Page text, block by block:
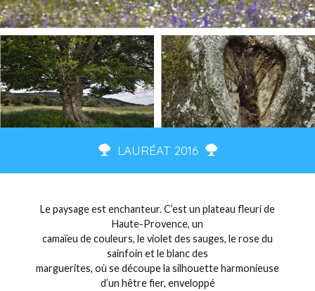
LAURÉAT 2016
Le paysage est enchanteur. C’est un plateau fleuri de
Haute-Provence, un
camaïeu de couleurs, le violet des sauges, le rose du
sainfoin et le blanc des
marguerites, où se découpe la silhouette harmonieuse
d’un hêtre fier, enveloppé